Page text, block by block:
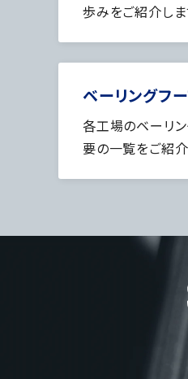
歩みをご紹介しま
ベーリングフ
各工場のベーリ
要の一覧をご紹介